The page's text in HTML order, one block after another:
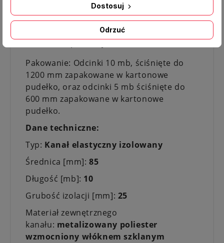
Prędkość powietrza (maks.): 30 m / s
Ciśnienie robocze (maks.): + 2500 Pa
Promień gięcia: 0,54 x D + 25mm
Zakres temperatury: -30°C do +140°C
Pakowanie: Odcinki 10 mb, ściśnięte do
1200 mm zapakowane w kartonowe
pudełko, oraz odcinki 5 mb ściśnięte do
600 mm zapakowane w kartonowe
pudełko.
Dane techniczne:
Typ: Kanał elastyczny izolowany
Średnica [mm]: 85
Długość [mb]: 10
Grubość izolacji [mm]: 25
Materiał zewnętrznego
kanału: metalizowany poliester
wzmocniony włóknem szklanym
Odrzuć
Dostosuj